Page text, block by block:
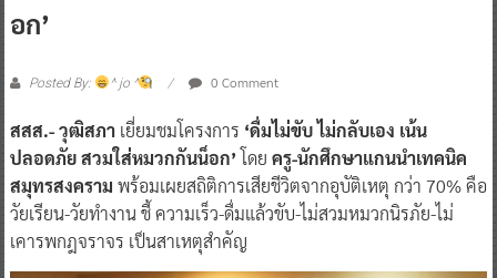
อก’
Posted By: ^ jo ^ 0 Comment
สสส.- วุฒิสภาเยี่ยมชมโครงการ ‘ดื่มไม่ขับ ไม่กลับเอง เน้น
ปลอดภัย สวมใส่หมวกกันน็อก’ โดย ครู-นักศึกษาแกนนำเทคนิค
สมุทรสงคราม พร้อมเผยสถิติการเสียชีวิตจากอุบัติเหตุ กว่า 70% คือ
วัยเรียน-วัยทำงาน ชี้ ความเร็ว-ดื่มแล้วขับ-ไม่สวมหมวกนิรภัย-ไม่
เคารพกฎจราจร เป็นสาเหตุสำคัญ